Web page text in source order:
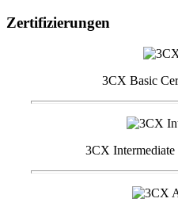
Zertifizierungen
3CX Basic
3CX